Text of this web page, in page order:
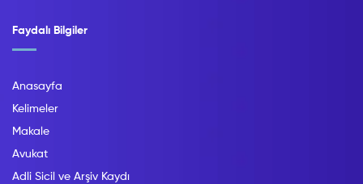
Faydalı Bilgiler
Anasayfa
Kelimeler
Makale
Avukat
Adli Sicil ve Arşiv Kaydı